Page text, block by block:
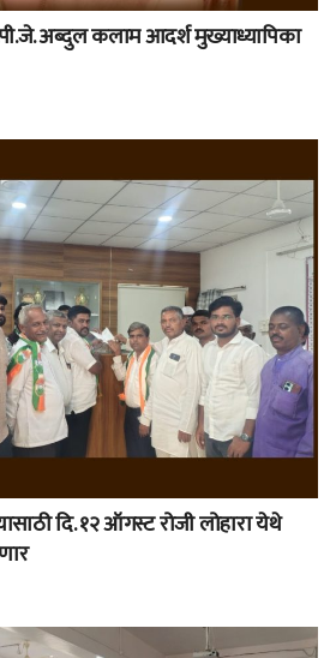
अब्दुल कलाम आदर्श मुख्याध्यापिका
दि. १२ ऑगस्ट रोजी लोहारा येथे